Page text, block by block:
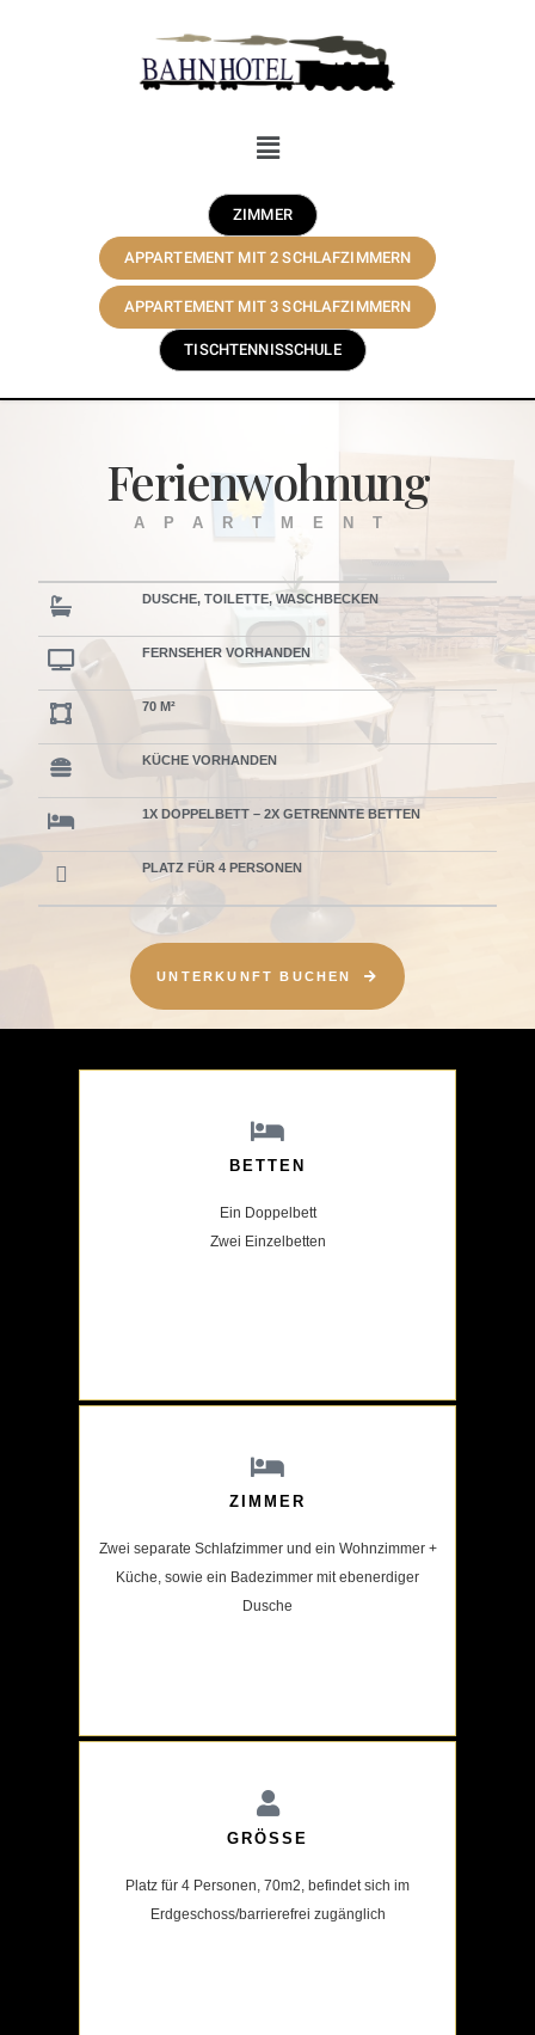
ZIMMER
APPARTEMENT MIT 2 SCHLAFZIMMERN
APPARTEMENT MIT 3 SCHLAFZIMMERN
TISCHTENNISSCHULE
Ferienwohnung
APARTMENT
DUSCHE, TOILETTE, WASCHBECKEN
FERNSEHER VORHANDEN
70 M²
KÜCHE VORHANDEN
1X DOPPELBETT – 2X GETRENNTE BETTEN
PLATZ FÜR 4 PERSONEN
UNTERKUNFT BUCHEN
BETTEN
Ein Doppelbett
Zwei Einzelbetten
ZIMMER
Zwei separate Schlafzimmer und ein Wohnzimmer +
Küche, sowie ein Badezimmer mit ebenerdiger
Dusche
GRÖSSE
Platz für 4 Personen, 70m2, befindet sich im
Erdgeschoss/barrierefrei zugänglich